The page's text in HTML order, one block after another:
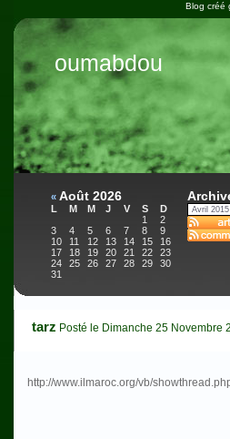
Blog créé
oumabdou
« Août 2026
L M M J V S
D
1
2
3
4 5 6 7 8
9
10
11 12 13 14 15
16
17
18 19 20 21 22
23
24
25 26 27 28 29
30
31
tarz Posté le Dimanche 25 Novembre
http://www.ilmaroc.org/vb/